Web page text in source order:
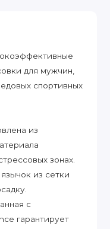
для мужчин,
спортивных
из
зонах.
из сетки
с
гарантирует